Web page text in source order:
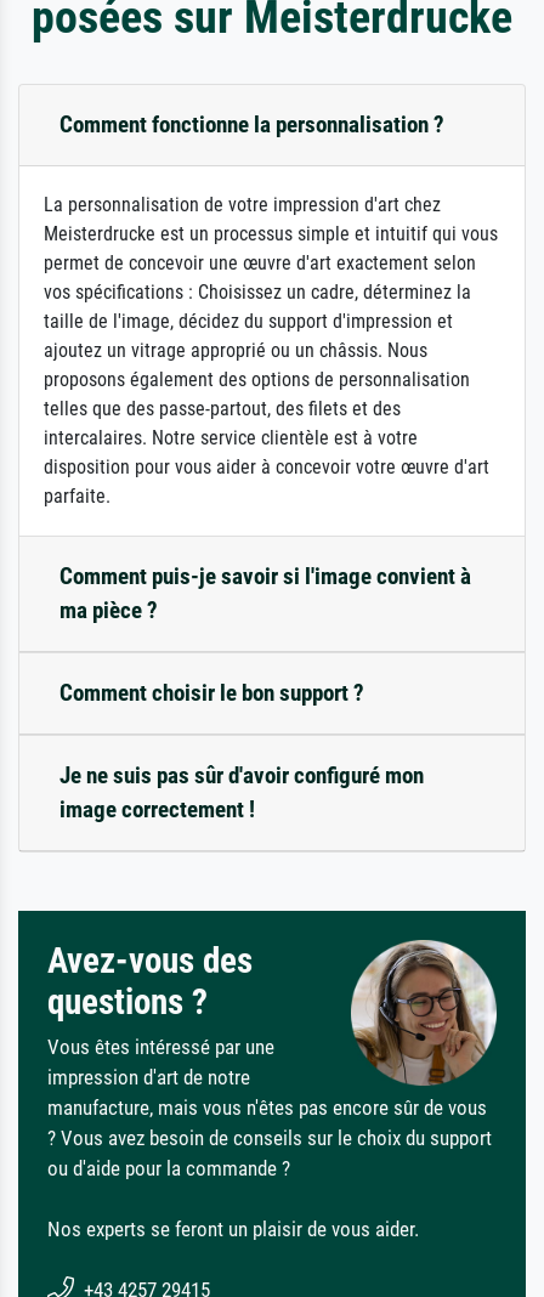
posées sur Meisterdrucke
Comment fonctionne la personnalisation ?
La personnalisation de votre impression d'art chez
Meisterdrucke est un processus simple et intuitif qui vous
permet de concevoir une œuvre d'art exactement selon
vos spécifications : Choisissez un cadre, déterminez la
taille de l'image, décidez du support d'impression et
ajoutez un vitrage approprié ou un châssis. Nous
proposons également des options de personnalisation
telles que des passe-partout, des filets et des
intercalaires. Notre service clientèle est à votre
disposition pour vous aider à concevoir votre œuvre d'art
parfaite.
Comment puis-je savoir si l'image convient à
ma pièce ?
Comment choisir le bon support ?
Je ne suis pas sûr d'avoir configuré mon
image correctement !
Avez-vous des
questions ?
Vous êtes intéressé par une
impression d'art de notre
manufacture, mais vous n'êtes pas encore sûr de vous
? Vous avez besoin de conseils sur le choix du support
ou d'aide pour la commande ?
Nos experts se feront un plaisir de vous aider.
+43 4257 29415